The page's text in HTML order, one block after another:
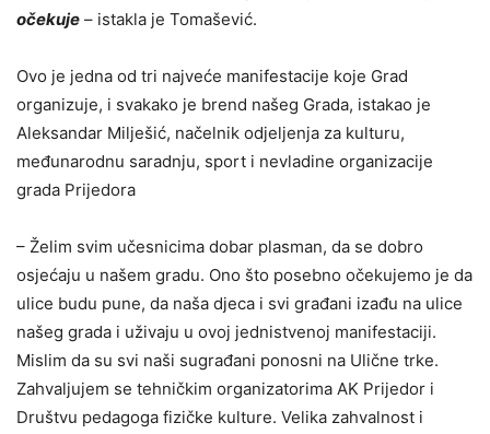
očekuje – istakla je Tomašević.
Ovo je jedna od tri najveće manifestacije koje Grad
organizuje, i svakako je brend našeg Grada, istakao je
Aleksandar Milješić, načelnik odjeljenja za kulturu,
međunarodnu saradnju, sport i nevladine organizacije
grada Prijedora
– Želim svim učesnicima dobar plasman, da se dobro
osjećaju u našem gradu. Ono što posebno očekujemo je da
ulice budu pune, da naša djeca i svi građani izađu na ulice
našeg grada i uživaju u ovoj jednistvenoj manifestaciji.
Mislim da su svi naši sugrađani ponosni na Ulične trke.
Zahvaljujem se tehničkim organizatorima AK Prijedor i
Društvu pedagoga fizičke kulture. Velika zahvalnost i